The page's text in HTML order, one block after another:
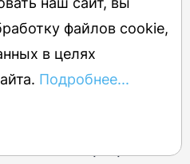
границу
и защищенным
файлов cookie,
в целях
Подробнее...